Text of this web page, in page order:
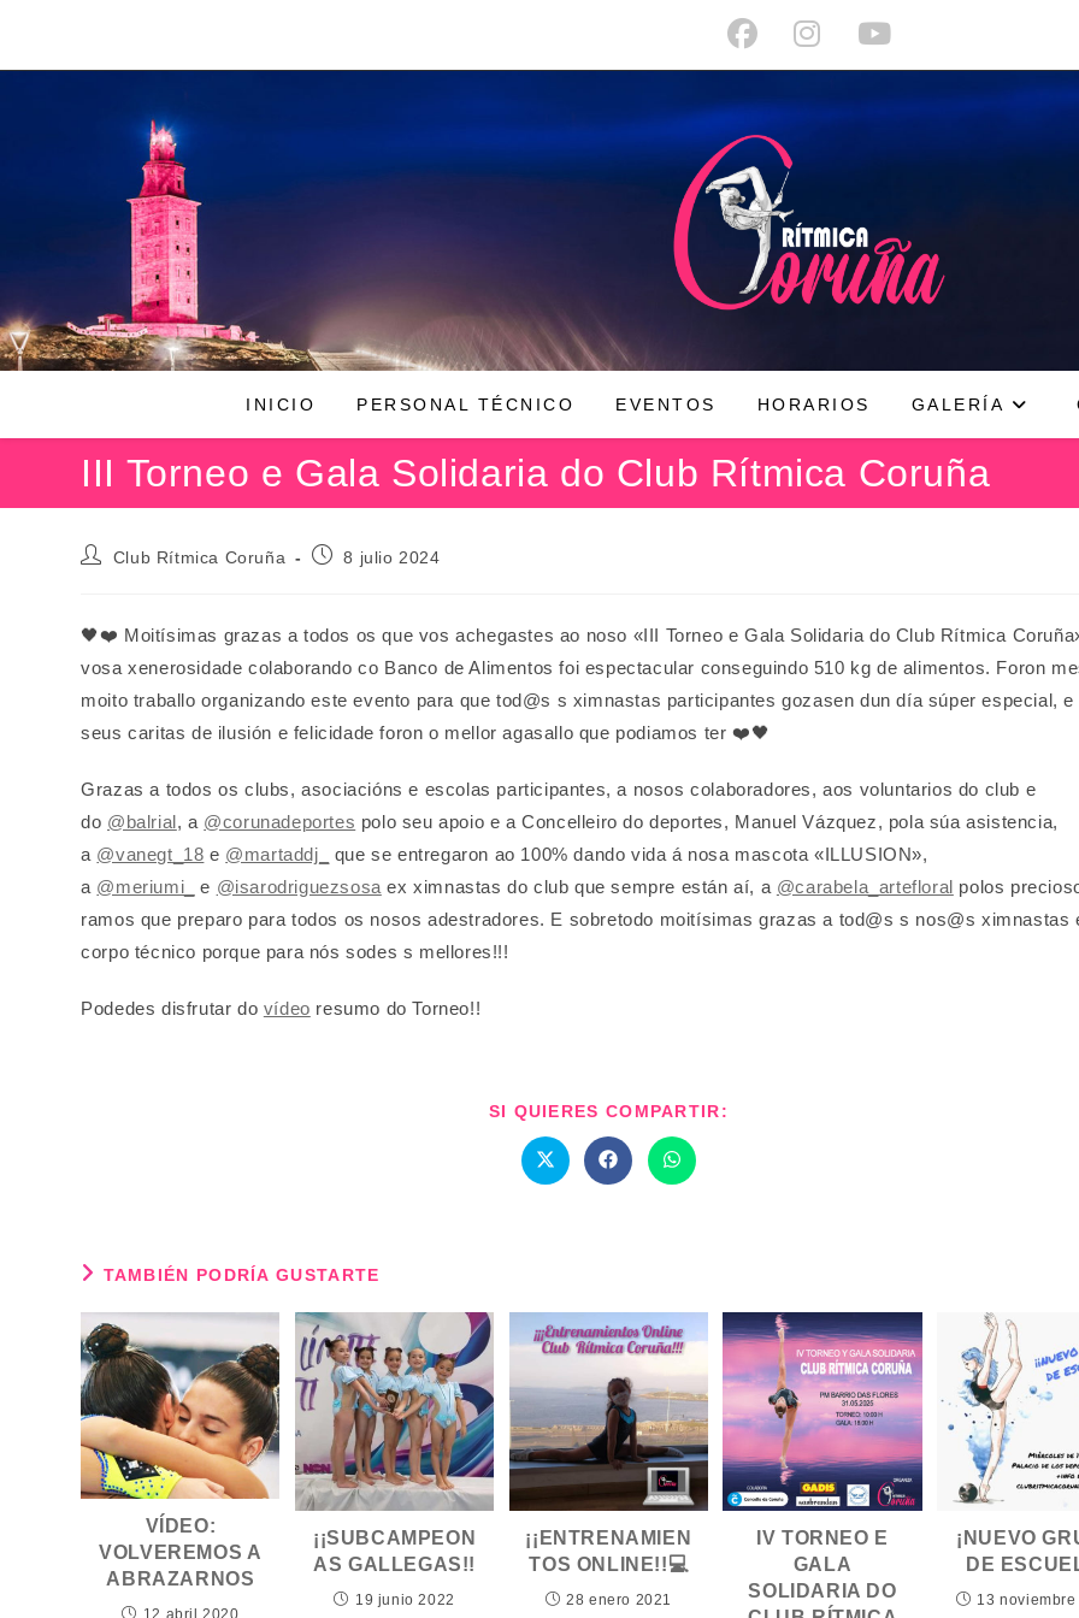
contenido
INICIO PERSONAL TÉCNICO EVENTOS HORARIOS GALERÍA
III Torneo e Gala Solidaria do Club Rítmica Coruña
AutorClub Rítmica Coruña
Publicación
8 julio 2024
🖤❤️ Moitísimas grazas a todos os que vos achegastes ao noso «III Torneo e Gala Solidaria do Club Rítmica
vosa xenerosidade colaborando co Banco de Alimentos foi espectacular conseguindo 510 kg de alimentos. Foron
moito traballo organizando este evento para que tod@s s ximnastas participantes gozasen dun día súper especial, e
seus caritas de ilusión e felicidade foron o mellor agasallo que podiamos ter ❤️🖤
Grazas a todos os clubs, asociacións e escolas participantes, a nosos colaboradores, aos voluntarios do club e
do @balrial, a @corunadeportes polo seu apoio e a Concelleiro do deportes, Manuel Vázquez, pola súa asistencia,
a @vanegt_18 e @martaddj_
que se entregaron ao 100% dando vida á nosa mascota «ILLUSION»,
a @meriumi_ e @isarodriguezsosa ex ximnastas do club que sempre están aí, a @carabela_artefloral polos
ramos que preparo para todos os nosos adestradores. E sobretodo moitísimas grazas a tod@s s nos@s ximnastas
corpo técnico porque para nós sodes s mellores!!!
Podedes disfrutar do vídeo resumo do Torneo!!
SI QUIERES COMPARTIR:
Se
abre
Se
abre
Se
abre
TAMBIÉN PODRÍA GUSTARTE
VÍDEO:
VOLVEREMOS A
ABRAZARNOS
12 abril 2020
¡¡SUBCAMPEON
AS GALLEGAS!!
19 junio 2022
¡¡ENTRENAMIEN
TOS ONLINE!!💻
28 enero 2021
IV TORNEO E
GALA
SOLIDARIA DO
¡NUEVO
DE
13 noviembre